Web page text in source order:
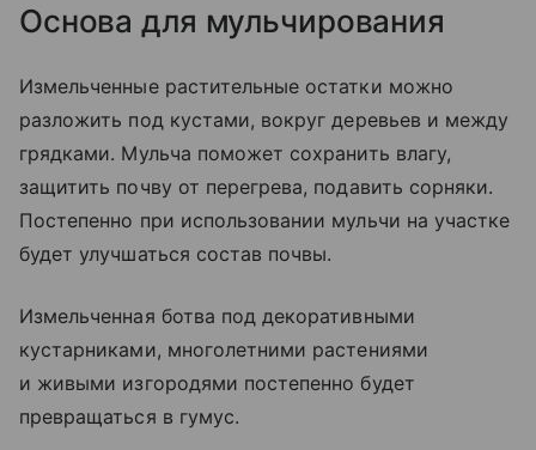
Основа для мульчирования
Измельченные растительные остатки можно
разложить под кустами, вокруг деревьев и между
грядками. Мульча поможет сохранить влагу,
защитить почву от перегрева, подавить сорняки.
Постепенно при использовании мульчи на участке
будет улучшаться состав почвы.
Измельченная ботва под декоративными
кустарниками, многолетними растениями
и живыми изгородями постепенно будет
превращаться в гумус.